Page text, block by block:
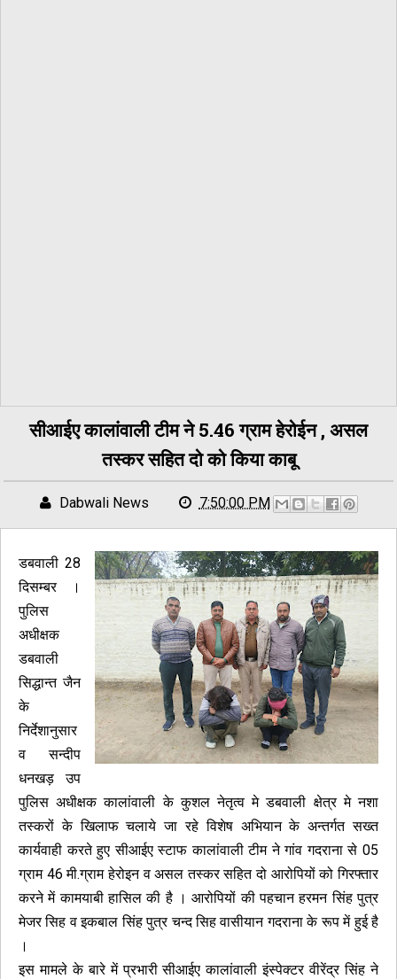
सीआईए कालांवाली टीम ने 5.46 ग्राम हेरोईन , असल
तस्कर सहित दो को किया काबू
Dabwali News 7:50:00 PM
डबवाली 28
दिसम्बर ।
पुलिस
अधीक्षक
डबवाली
सिद्धान्त जैन
के
निर्देशानुसार
व सन्दीप
धनखड़ उप
पुलिस अधीक्षक कालांवाली के कुशल नेतृत्व मे डबवाली क्षेत्र मे नशा
तस्करों के खिलाफ चलाये जा रहे विशेष अभियान के अन्तर्गत सख्त
कार्यवाही करते हुए सीआईए स्टाफ कालांवाली टीम ने गांव गदराना से 05
ग्राम 46 मी.ग्राम हेरोइन व असल तस्कर सहित दो आरोपियों को गिरफ्तार
करने में कामयाबी हासिल की है । आरोपियों की पहचान हरमन सिंह पुत्र
मेजर सिह व इकबाल सिंह पुत्र चन्द सिह वासीयान गदराना के रूप में हुई है
।
इस मामले के बारे में प्रभारी सीआईए कालांवाली इंस्पेक्टर वीरेंद्र सिंह ने